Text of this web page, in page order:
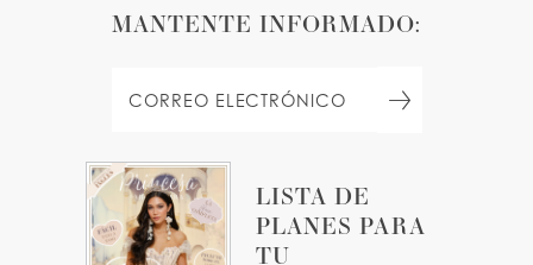
LISTA DE
PLANES PARA
TU
MANTENTE INFORMADO: